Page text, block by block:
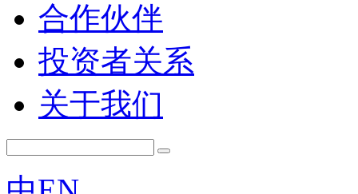
合作伙伴
投资者关系
关于我们